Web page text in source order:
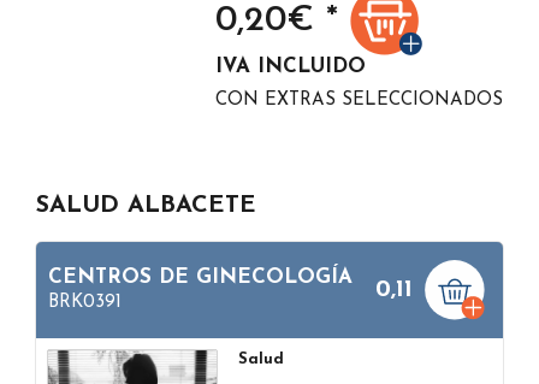
0,20€ *
IVA INCLUIDO
CON EXTRAS SELECCIONADOS
SALUD ALBACETE
CENTROS DE GINECOLOGÍA
BRK0391
0,11
Salud